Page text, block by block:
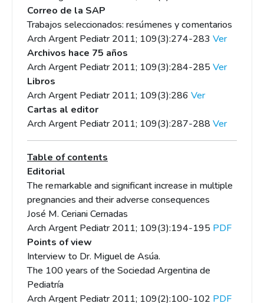
Correo de la SAP
Trabajos seleccionados: resúmenes y comentarios
Arch Argent Pediatr 2011; 109(3):274-283 Ver
Archivos hace 75 años
Arch Argent Pediatr 2011; 109(3):284-285Ver
Libros
Arch Argent Pediatr 2011; 109(3):286 Ver
Cartas al editor
Arch Argent Pediatr 2011; 109(3):287-288 Ver
Table of contents
Editorial
The remarkable and significant increase in multiple
pregnancies and their adverse consequences
José M. Ceriani Cernadas
Arch Argent Pediatr 2011; 109(3):194-195 PDF
Points of view
Interview to Dr. Miguel de Asúa.
The 100 years of the Sociedad Argentina de
Pediatría
Arch Argent Pediatr 2011; 109(2):100-102 PDF